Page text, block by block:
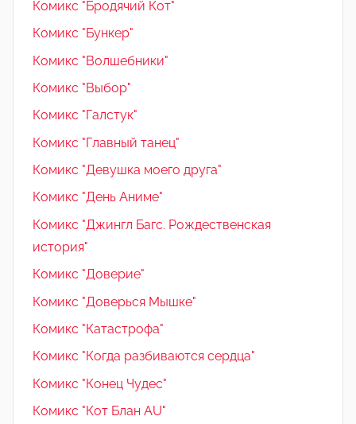
Комикс "Бродячий Кот"
Комикс "Бункер"
Комикс "Волшебники"
Комикс "Выбор"
Комикс "Галстук"
Комикс "Главный танец"
Комикс "Девушка моего друга"
Комикс "День Аниме"
Комикс "Джингл Багс. Рождественская
история"
Комикс "Доверие"
Комикс "Доверься Мышке"
Комикс "Катастрофа"
Комикс "Когда разбиваются сердца"
Комикс "Конец Чудес"
Комикс "Кот Блан AU"